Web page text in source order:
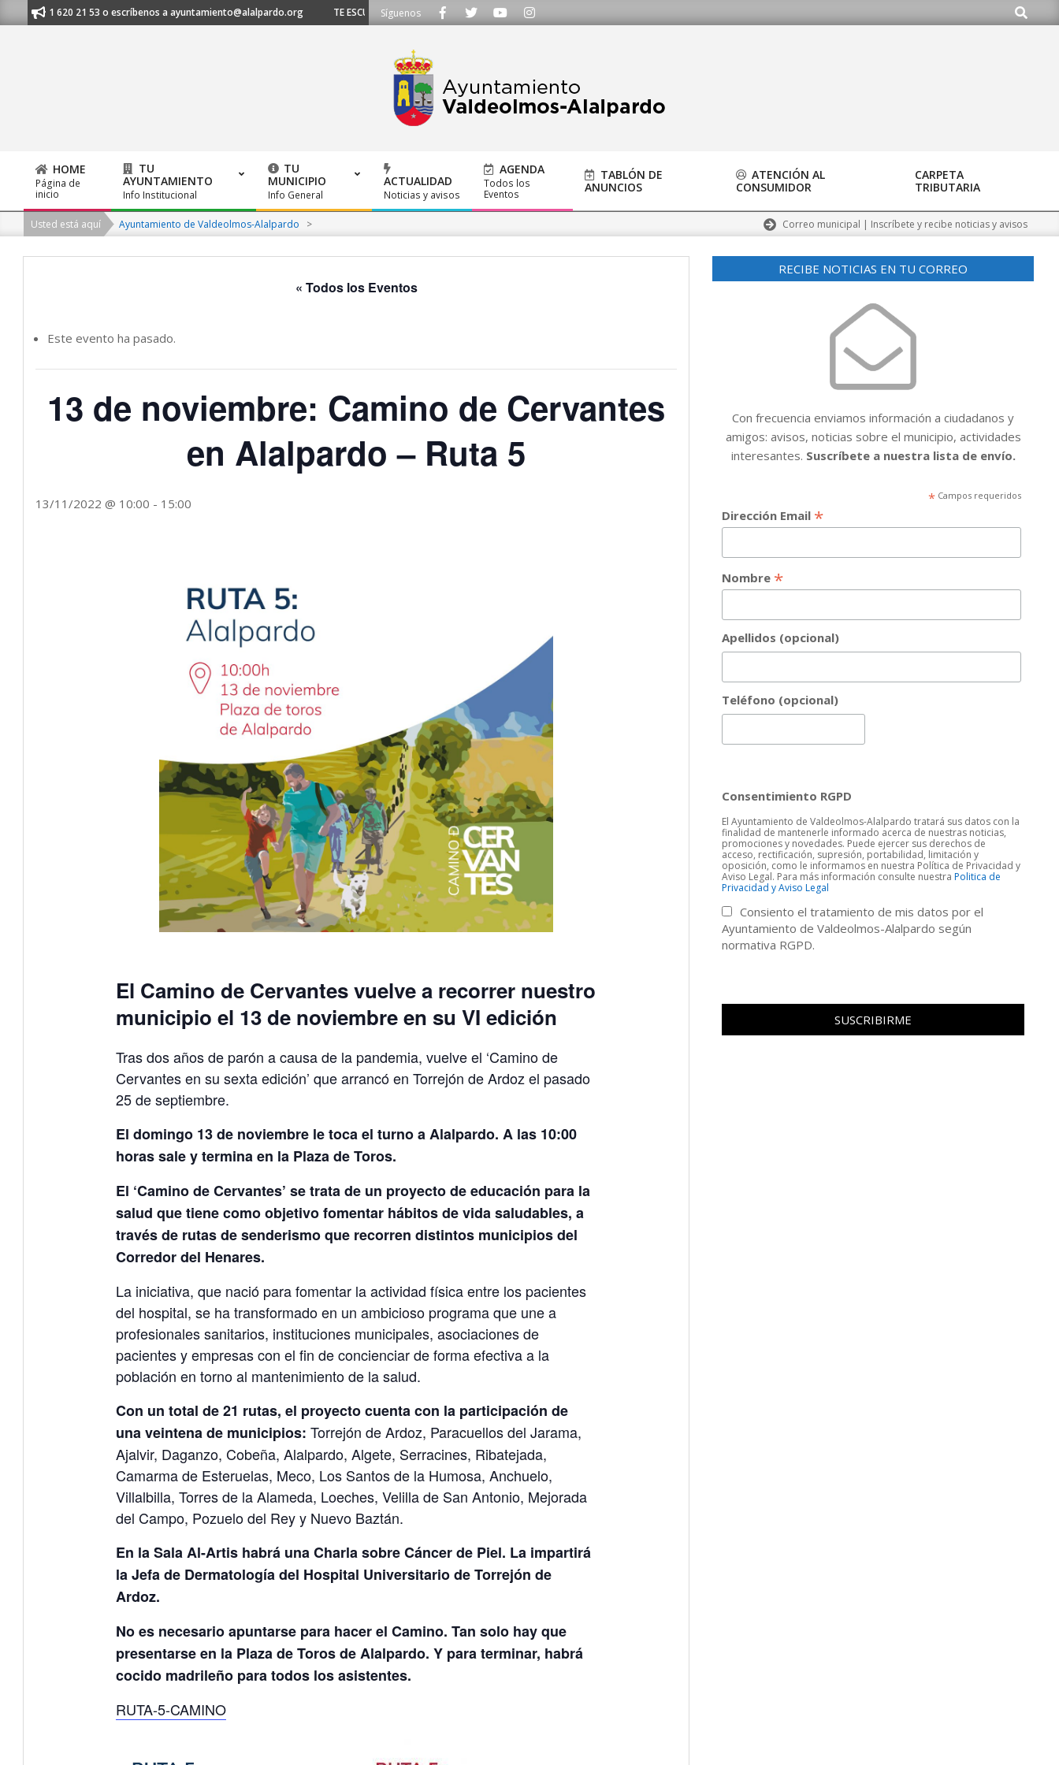
to
al 91 620 21 53 o escríbenos a ayuntamiento@alalpardo.org TE ESCUCHAMOS - Llámanos al 91 620 21 53 o escríbenos a ayuntamiento@alalpardo.org
Síguenos Buscar
Primary
Navigation
Menu
HOME
Página de
inicio
TU
AYUNTAMIENTO
Info Institucional
TU
MUNICIPIO
Info General
ACTUALIDAD
Noticias y avisos
AGENDA
Todos los
Eventos
TABLÓN DE
ANUNCIOS
ATENCIÓN AL
CONSUMIDOR
CARPETA
TRIBUTARIA
Usted está aquí Ayuntamiento de Valdeolmos-Alalpardo > Correo municipal | Inscríbete y recibe noticias y avisos
« Todos los Eventos
Este evento ha pasado.
13 de noviembre: Camino de Cervantes
en Alalpardo – Ruta 5
13/11/2022 @ 10:00 - 15:00
El Camino de Cervantes vuelve a recorrer nuestro
municipio el 13 de noviembre en su VI edición
Tras dos años de parón a causa de la pandemia, vuelve el ‘Camino de
Cervantes en su sexta edición’ que arrancó en Torrejón de Ardoz el pasado
25 de septiembre.
El domingo 13 de noviembre le toca el turno a Alalpardo. A las 10:00
horas sale y termina en la Plaza de Toros.
El ‘Camino de Cervantes’ se trata de un proyecto de educación para la
salud que tiene como objetivo fomentar hábitos de vida saludables, a
través de rutas de senderismo que recorren distintos municipios del
Corredor del Henares.
La iniciativa, que nació para fomentar la actividad física entre los pacientes
del hospital, se ha transformado en un ambicioso programa que une a
profesionales sanitarios, instituciones municipales, asociaciones de
pacientes y empresas con el fin de concienciar de forma efectiva a la
población en torno al mantenimiento de la salud.
Con un total de 21 rutas, el proyecto cuenta con la participación de
una veintena de municipios: Torrejón de Ardoz, Paracuellos del Jarama,
Ajalvir, Daganzo, Cobeña, Alalpardo, Algete, Serracines, Ribatejada,
Camarma de Esteruelas, Meco, Los Santos de la Humosa, Anchuelo,
Villalbilla, Torres de la Alameda, Loeches, Velilla de San Antonio, Mejorada
del Campo, Pozuelo del Rey y Nuevo Baztán.
En la Sala Al-Artis habrá una Charla sobre Cáncer de Piel. La impartirá
la Jefa de Dermatología del Hospital Universitario de Torrejón de
Ardoz.
No es necesario apuntarse para hacer el Camino. Tan solo hay que
presentarse en la Plaza de Toros de Alalpardo. Y para terminar, habrá
cocido madrileño para todos los asistentes.
RUTA-5-CAMINO
RECIBE NOTICIAS EN TU CORREO
Con frecuencia enviamos información a ciudadanos y
amigos: avisos, noticias sobre el municipio, actividades
interesantes. Suscríbete a nuestra lista de envío.
* Campos requeridos
Dirección Email *
Nombre *
Apellidos (opcional)
Teléfono (opcional)
Consentimiento RGPD
El Ayuntamiento de Valdeolmos-Alalpardo tratará sus datos con la
finalidad de mantenerle informado acerca de nuestras noticias,
promociones y novedades. Puede ejercer sus derechos de
acceso, rectificación, supresión, portabilidad, limitación y
oposición, como le informamos en nuestra Política de Privacidad y
Aviso Legal. Para más información consulte nuestraPolitica de
Privacidad y Aviso Legal
Consiento el tratamiento de mis datos por el
Ayuntamiento de Valdeolmos-Alalpardo según
normativa RGPD.